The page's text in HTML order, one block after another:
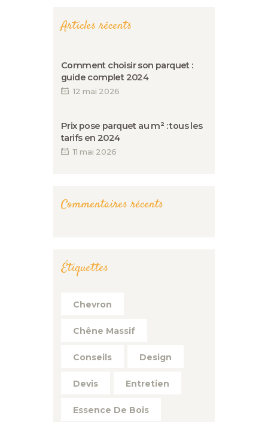
Articles récents
Comment choisir son parquet :
guide complet 2024
12 mai 2026
Prix pose parquet au m² : tous les
tarifs en 2024
11 mai 2026
Commentaires récents
Étiquettes
Chevron
Chêne Massif
Conseils Design
Devis Entretien
Essence De Bois